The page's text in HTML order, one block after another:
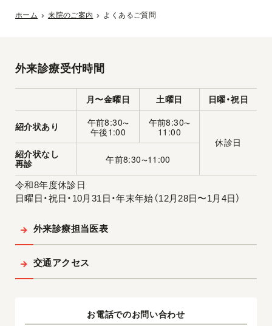
ホーム 来院のご案内 よくあるご質問
外来診療受付時間
月〜金曜日 土曜日 日曜・祝日
紹介状あり 午前8:30〜
午後1:00
午前8:30〜
11:00
休診日
紹介状なし
再診
午前8:30〜11:00
令和8年度休診日
日曜日・祝日・10月31日・年末年始（12月28日〜1月4日）
外来診療担当医表
交通アクセス
お電話でのお問い合わせ